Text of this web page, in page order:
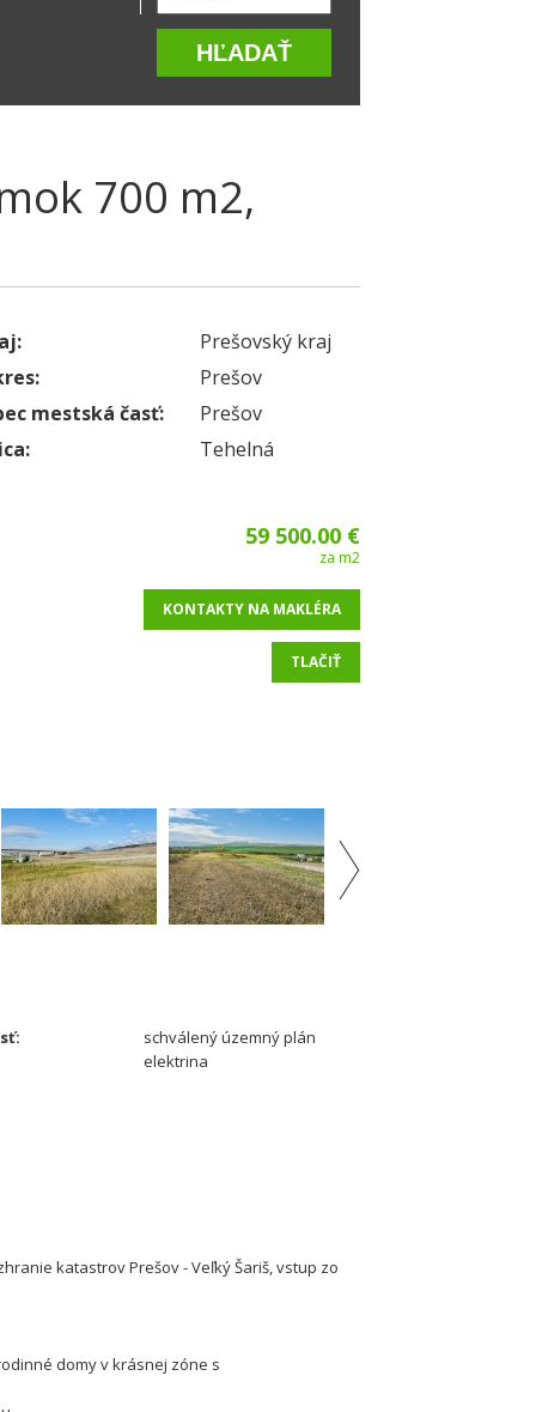
700 m2,
Prešovský kraj
Prešov
mestská časť:
Prešov
Tehelná
59 500.00 €
za m2
KONTAKTY NA MAKLÉRA
TLAČIŤ
schválený územný plán
elektrina
katastrov Prešov - Veľký Šariš, vstup zo
domy v krásnej zóne s